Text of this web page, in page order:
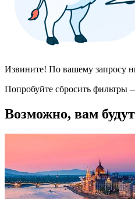
Извините! По вашему запросу
Попробуйте сбросить фильтры
Возможно, вам